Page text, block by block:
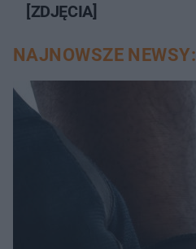
[ZDJĘCIA]
NAJNOWSZE NEWSY: